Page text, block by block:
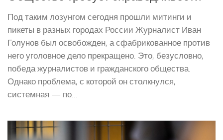
Под таким лозунгом сегодня прошли митинги и
пикеты в разных городах России Журналист Иван
Голунов был освобожден, а сфабрикованное против
него уголовное дело прекращено. Это, безусловно,
победа журналистов и гражданского общества.
Однако проблема, с которой он столкнулся,
системная — по...